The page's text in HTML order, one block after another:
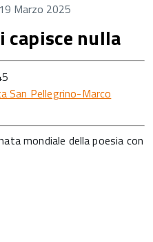
19 Marzo 2025
capisce nulla
San Pellegrino-Marco
mondiale della poesia con